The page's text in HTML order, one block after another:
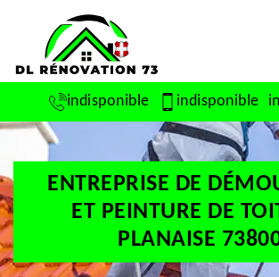
indisponible indisponible
ENTREPRISE DE
ET PEINTURE DE
PLANAISE